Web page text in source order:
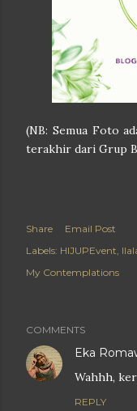
(NB: Semua Foto
terakhir dari Grup
Share
Email Post
Labels: HIJUPEvent
My Contemplations
COMMENTS
Eka
Wahhh,
REPLY